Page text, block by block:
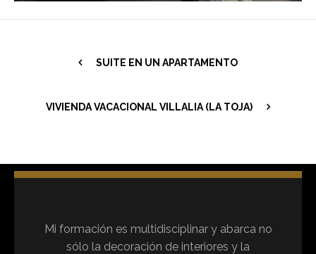
SUITE EN UN APARTAMENTO
VIVIENDA VACACIONAL VILLALIA (LA TOJA)
Mi formación es multidisciplinar y abarca no
sólo la decoración de interiores y la